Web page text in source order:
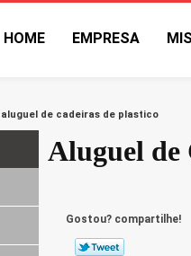
HOME EMPRESA
aluguel de cadeiras de plastico
Aluguel de
Gostou? compartilhe!